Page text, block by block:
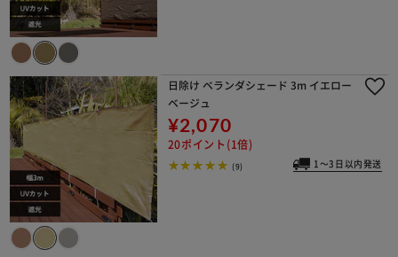
日除け ベランダシェード 3m イエロー
ベージュ
¥2,070
20ポイント(1倍)
(9) 1～3日以内発送